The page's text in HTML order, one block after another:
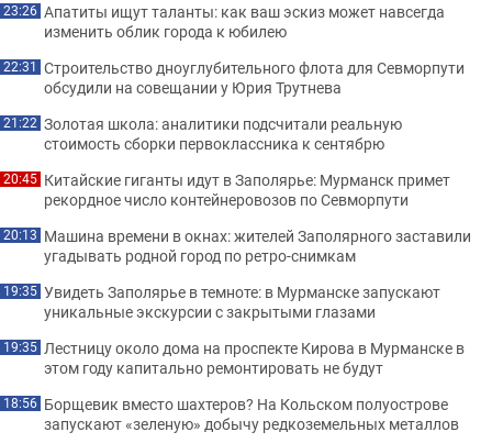
23:26 Апатиты ищут таланты: как ваш эскиз может навсегда
изменить облик города к юбилею
22:31 Строительство дноуглубительного флота для Севморпути
обсудили на совещании у Юрия Трутнева
21:22 Золотая школа: аналитики подсчитали реальную
стоимость сборки первоклассника к сентябрю
20:45 Китайские гиганты идут в Заполярье: Мурманск примет
рекордное число контейнеровозов по Севморпути
20:13 Машина времени в окнах: жителей Заполярного заставили
угадывать родной город по ретро-снимкам
19:35 Увидеть Заполярье в темноте: в Мурманске запускают
уникальные экскурсии с закрытыми глазами
19:35 Лестницу около дома на проспекте Кирова в Мурманске в
этом году капитально ремонтировать не будут
18:56 Борщевик вместо шахтеров? На Кольском полуострове
запускают «зеленую» добычу редкоземельных металлов